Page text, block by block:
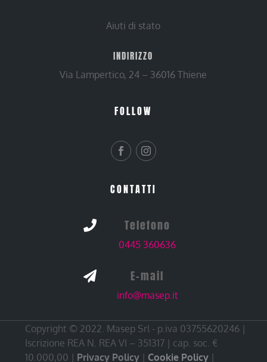
Aiuti di stato
INDIRIZZO
Via Lampertico, 24 – 36016 Thiene
FOLLOW
CONTATTI
 Telefono
0445 360636
 E-mail
info@masep.it
Copyright © 2022. Masep Srl - p.iva 03755620246 |
Iscrizione REA N. REA VI – 351317 | cap. soc. €
10.000,00 | Privacy Policy | Cookie Policy |